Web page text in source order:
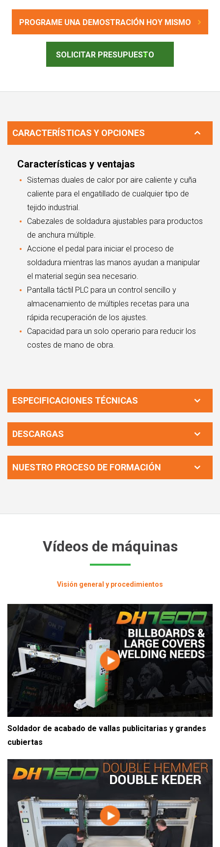
PROGRAME UNA DEMOSTRACIÓN HOY MISMO
SOLICITAR PRESUPUESTO
CARACTERÍSTICAS Y OPCIONES
Características y ventajas
Sistemas duales de calor por aire caliente y cuña
caliente para el engatillado de cualquier tipo de
tejido industrial.
Cabezales de soldadura ajustables para productos
de anchura múltiple.
Accione el pedal para iniciar el proceso de
soldadura mientras las manos ayudan a manipular
el material según sea necesario.
Pantalla táctil PLC para un control sencillo y
almacenamiento de múltiples recetas para una
rápida recuperación de los ajustes.
Capacidad para un solo operario para reducir los
costes de mano de obra.
ESPECIFICACIONES TÉCNICAS
DESCARGAS
NUESTRO PROCESO DE FORMACIÓN
Vídeos de máquinas
Visión general y procedimientos
Soldador de acabado de vallas publicitarias y grandes
cubiertas